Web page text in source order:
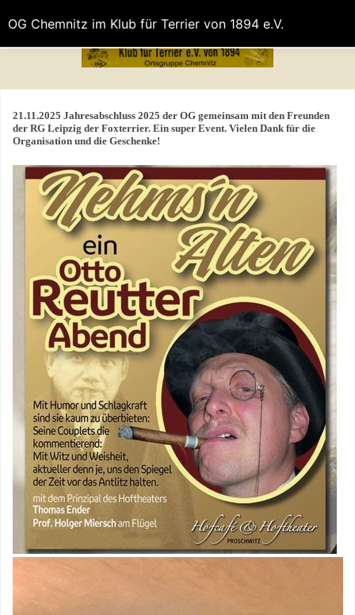
21.11.2025 Jahresabschluss 2025 der OG gemeinsam mit den Freunden
der RG Leipzig der Foxterrier. Ein super Event. Vielen Dank für die
Organisation und die Geschenke!
OG Chemnitz im Klub für Terrier von 1894 e.V.